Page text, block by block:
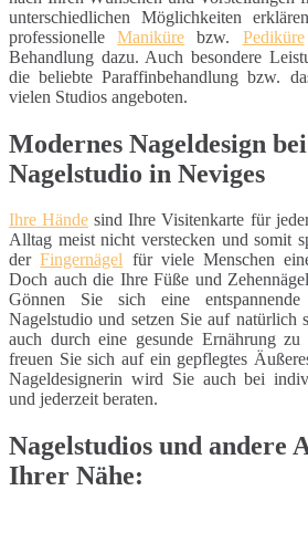
unterschiedlichen Möglichkeiten
professionelleManiküre bzw. Pediküre
Behandlung dazu. Auch besondere
die beliebte Paraffinbehandlung bzw.
vielen Studios angeboten.
Modernes Nageldesign
Nagelstudio in Neviges
Ihre Hände sind Ihre Visitenkarte für
Alltag meist nicht verstecken und somit
derFingernägel für viele Menschen
Doch auch die Ihre Füße und
Gönnen Sie sich eine
Nagelstudio und setzen Sie auf natürlich
auch durch eine gesunde Ernährung zu
freuen Sie sich auf ein gepflegtes
Nageldesignerin wird Sie auch bei
und jederzeit beraten.
Nagelstudios und andere
Ihrer Nähe: